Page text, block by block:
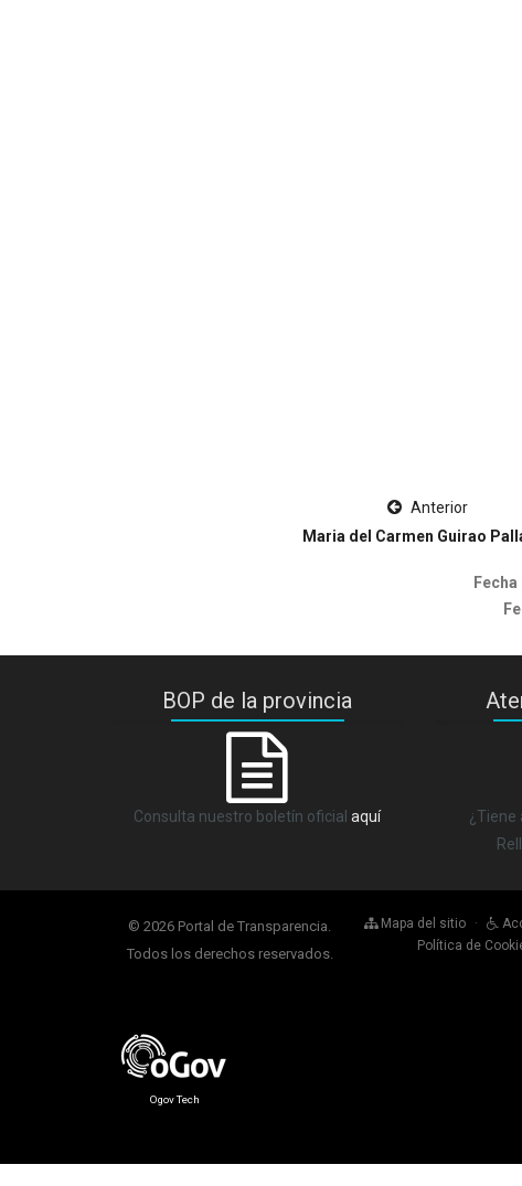
Anterior
Maria del Carmen Guirao
BOP de la provincia
Consulta nuestro boletín oficialaquí
¿Tiene
© 2026 Portal de Transparencia.
Todos los derechos reservados.
Mapa del sitio ·
Política de
Ogov Tech